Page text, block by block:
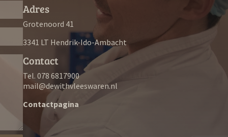
Adres
Grotenoord 41
3341 LT Hendrik-Ido-Ambacht
Contact
Tel. 078 6817900
mail@dewithvleeswaren.nl
Contactpagina